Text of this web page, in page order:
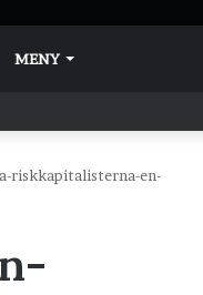
MENY
riskkapitalisterna-en-